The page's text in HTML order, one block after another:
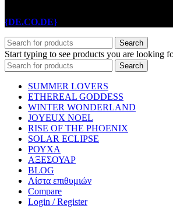
{DE.CO.DE}
Search
Start typing to see products you are looking
Search
SUMMER LOVERS
ETHEREAL GODDESS
WINTER WONDERLAND
JOYEUX NOEL
RISE OF THE PHOENIX
SOLAR ECLIPSE
ΡΟΥΧΑ
ΑΞΕΣΟΥΑΡ
BLOG
Λίστα επιθυμιών
Compare
Login / Register